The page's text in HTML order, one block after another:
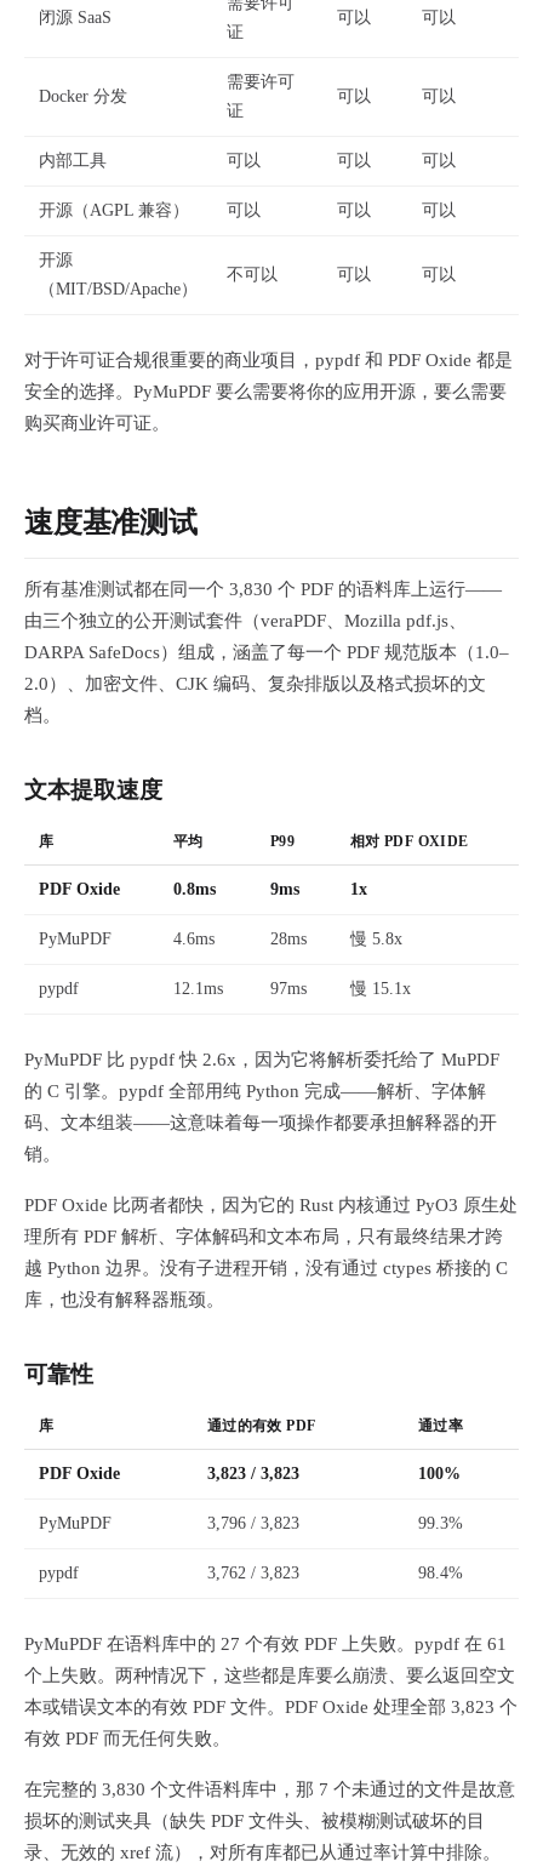
闭源 SaaS
证
可以 可以
Docker 分发
需要许可
证
可以 可以
内部工具 可以 可以 可以
开源（AGPL 兼容） 可以 可以 可以
开源
（MIT/BSD/Apache）
不可以 可以 可以
对于许可证合规很重要的商业项目，pypdf 和 PDF Oxide 都是
安全的选择。PyMuPDF 要么需要将你的应用开源，要么需要
购买商业许可证。
速度基准测试
所有基准测试都在同一个 3,830 个 PDF 的语料库上运行——
由三个独立的公开测试套件（veraPDF、Mozilla pdf.js、
DARPA SafeDocs）组成，涵盖了每一个 PDF 规范版本（1.0–
2.0）、加密文件、CJK 编码、复杂排版以及格式损坏的文
档。
文本提取速度
库 平均 P99 相对 PDF OXIDE
PDF Oxide 0.8ms 9ms 1x
PyMuPDF 4.6ms 28ms 慢 5.8x
pypdf 12.1ms 97ms 慢 15.1x
PyMuPDF 比 pypdf 快 2.6x，因为它将解析委托给了 MuPDF
的 C 引擎。pypdf 全部用纯 Python 完成——解析、字体解
码、文本组装——这意味着每一项操作都要承担解释器的开
销。
PDF Oxide 比两者都快，因为它的 Rust 内核通过 PyO3 原生处
理所有 PDF 解析、字体解码和文本布局，只有最终结果才跨
越 Python 边界。没有子进程开销，没有通过 ctypes 桥接的 C
库，也没有解释器瓶颈。
可靠性
库 通过的有效 PDF 通过率
PDF Oxide 3,823 / 3,823 100%
PyMuPDF 3,796 / 3,823 99.3%
pypdf 3,762 / 3,823 98.4%
PyMuPDF 在语料库中的 27 个有效 PDF 上失败。pypdf 在 61
个上失败。两种情况下，这些都是库要么崩溃、要么返回空文
本或错误文本的有效 PDF 文件。PDF Oxide 处理全部 3,823 个
有效 PDF 而无任何失败。
在完整的 3,830 个文件语料库中，那 7 个未通过的文件是故意
损坏的测试夹具（缺失 PDF 文件头、被模糊测试破坏的目
录、无效的 xref 流），对所有库都已从通过率计算中排除。